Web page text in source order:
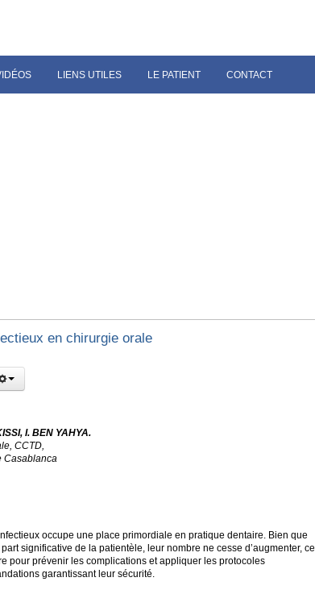
LIENS UTILES LE PATIENT CONTACT
en chirurgie orale
I. BEN YAHYA.
CCTD,
Casablanca
occupe une place primordiale en pratique dentaire. Bien que
significative de la patientèle, leur nombre ne cesse d’augmenter, ce
pour prévenir les complications et appliquer les protocoles
garantissant leur sécurité.